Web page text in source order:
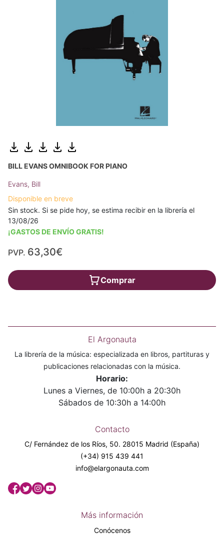
BILL EVANS OMNIBOOK FOR PIANO
Evans, Bill
Disponible en breve
Sin stock. Si se pide hoy, se estima recibir en la librería el
13/08/26
¡GASTOS DE ENVÍO GRATIS!
PVP. 63,30€
Comprar
El Argonauta
La librería de la música: especializada en libros, partituras y
publicaciones relacionadas con la música.
Horario:
Lunes a Viernes, de 10:00h a 20:30h
Sábados de 10:30h a 14:00h
Contacto
C/ Fernández de los Ríos, 50. 28015 Madrid (España)
(+34) 915 439 441
info@elargonauta.com
Más información
Conócenos